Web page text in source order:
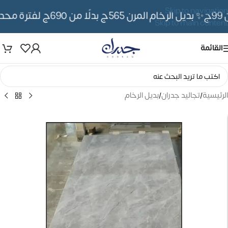
Skip to navigation
Skip to main content
✨ بديل الرخام المرن 565ج بدلًا من 690ج لفترة محدوده
القائمة
الرئيسية/تجاليد جدران/بديل الرخام